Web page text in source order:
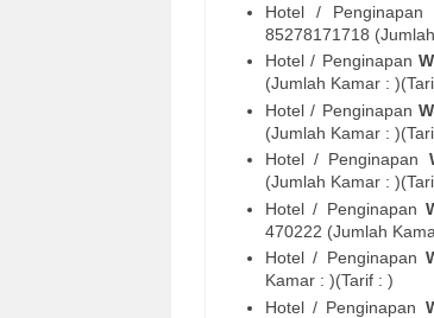
Hotel / Penginapan
85278171718
Hotel / Penginapan
(Jumlah Kamar :
Hotel / Penginapan
(Jumlah Kamar :
Hotel / Penginapan
(Jumlah Kamar :
Hotel / Penginapan
470222 (Jumlah
Hotel / Penginapan
Kamar : )(Tarif : )
Hotel / Penginapan